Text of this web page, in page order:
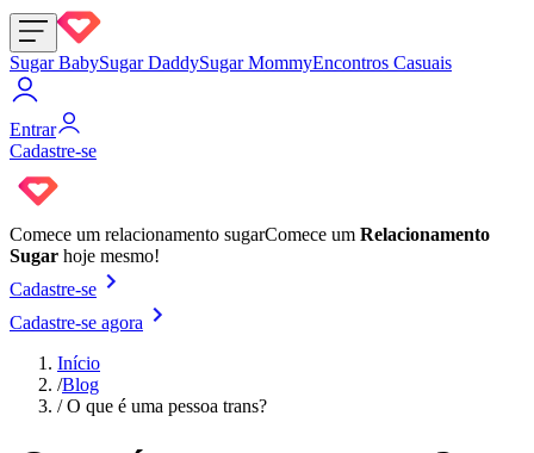
Sugar BabySugar DaddySugar MommyEncontros Casuais
Entrar
Cadastre-se
Comece um relacionamento sugarComece um Relacionamento
Sugar hoje mesmo!
Cadastre-se
Cadastre-se agora
Início
/Blog
/O que é uma pessoa trans?